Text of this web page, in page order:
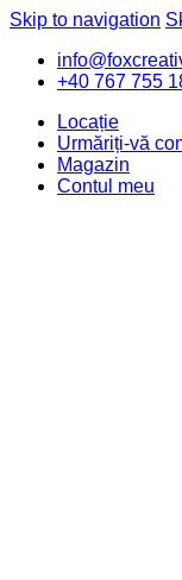
Skip to navigation
+40 767 755
Locație
Urmăriți-vă
Magazin
Contul meu